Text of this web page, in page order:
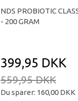
NDS PROBIOTIC
- 200 GRAM
399,95 DKK
559,95 DKK
Du sparer: 160,00 DKK